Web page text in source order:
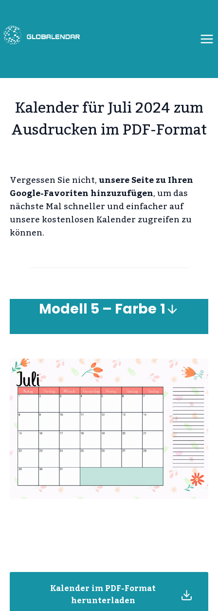
springen
Kalender für Juli 2024 zum
Ausdrucken im PDF-Format
Vergessen Sie nicht,unsere Seite zu Ihren
Google-Favoriten hinzuzufügen, um das
nächste Mal schneller und einfacher auf
unsere kostenlosen Kalender zugreifen zu
können.
Modell 5 – Farbe 1
Kalender im PDF-Format
herunterladen